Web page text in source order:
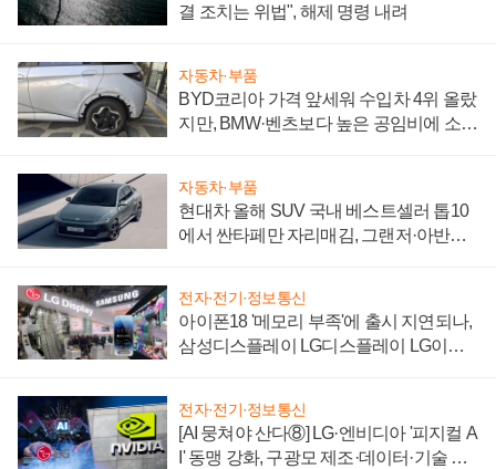
결 조치는 위법", 해제 명령 내려
자동차·부품
BYD코리아 가격 앞세워 수입차 4위 올랐
지만, BMW·벤츠보다 높은 공임비에 소비
자동차·부품
현대차 올해 SUV 국내 베스트셀러 톱10
에서 싼타페만 자리매김, 그랜저·아반떼
전자·전기·정보통신
아이폰18 '메모리 부족'에 출시 지연되나,
삼성디스플레이 LG디스플레이 LG이노
전자·전기·정보통신
[AI 뭉쳐야 산다⑧] LG·엔비디아 '피지컬 A
I' 동맹 강화, 구광모 제조·데이터·기술 결